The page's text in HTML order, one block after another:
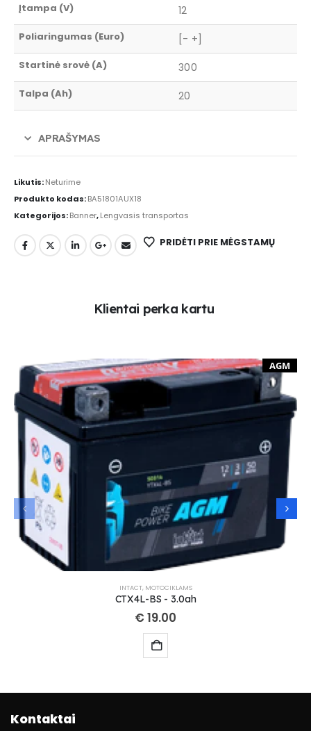
Įtampa (V) 12
Poliaringumas (Euro) [- +]
Startinė srovė (A) 300
Talpa (Ah) 20
APRAŠYMAS
Likutis:Neturime
Produkto kodas:BA51801AUX18
Kategorijos:Banner,Lengvasis transportas
PRIDĖTI PRIE MĖGSTAMŲ
Klientai perka kartu
AGM
INTACT, MOTOCIKLAMS
CTX4L-BS - 3.0ah
€ 19.00
Kontaktai